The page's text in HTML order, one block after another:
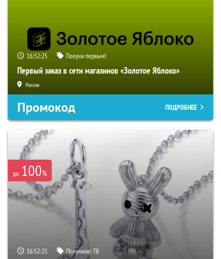
16:52:24 Получи первым!
Первый заказ в сети магазинов «Золотое Яблоко»
Россия
Промокод ПОДРОБНЕЕ
до 100%
16:52:24 Получили:78